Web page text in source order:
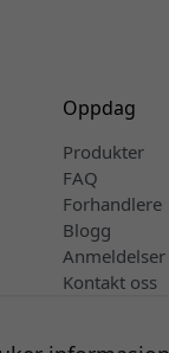
Oppdag
Produkter
FAQ
Forhandlere
Blogg
Anmeldelser
Kontakt oss